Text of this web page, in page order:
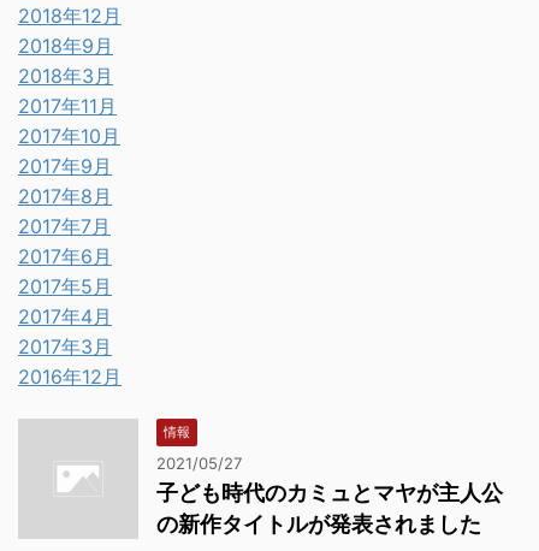
2018年12月
2018年9月
2018年3月
2017年11月
2017年10月
2017年9月
2017年8月
2017年7月
2017年6月
2017年5月
2017年4月
2017年3月
2016年12月
情報
2021/05/27
子ども時代のカミュとマヤが主人公
の新作タイトルが発表されました